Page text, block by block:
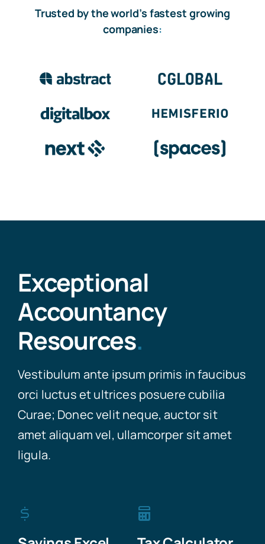
Trusted by the world’s fastest growing
companies:
Exceptional
Accountancy
Resources.
Vestibulum ante ipsum primis in faucibus
orci luctus et ultrices posuere cubilia
Curae; Donec velit neque, auctor sit
amet aliquam vel, ullamcorper sit amet
ligula.